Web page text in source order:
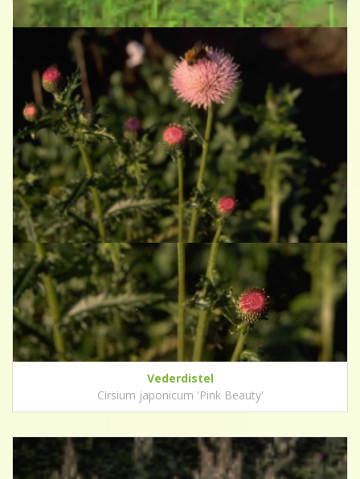
Vederdistel
Cirsium japonicum 'Pink Beauty'